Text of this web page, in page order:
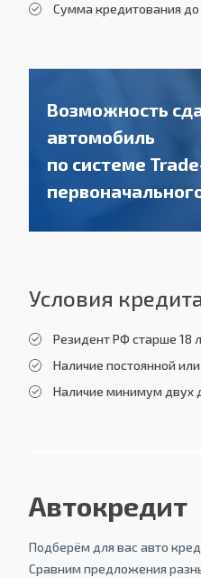
Сумма кредитования до
Возможность
автомобиль
по системе
Условия
Резидент РФ старше 18
Наличие постоянной
Наличие минимум двух
Автокредит
Подберём для вас авто
Сравним предложения